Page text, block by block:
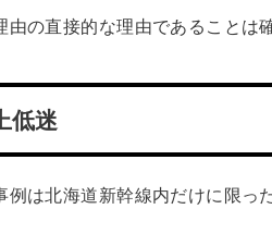
の直接的な理由であることは
低迷
は北海道新幹線内だけに限っ